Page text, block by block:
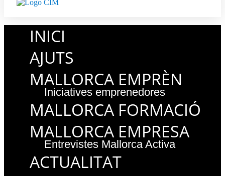
INICI
AJUTS
MALLORCA EMPRÈN
Iniciatives emprenedores
MALLORCA FORMACIÓ
MALLORCA EMPRESA
Entrevistes Mallorca Activa
ACTUALITAT